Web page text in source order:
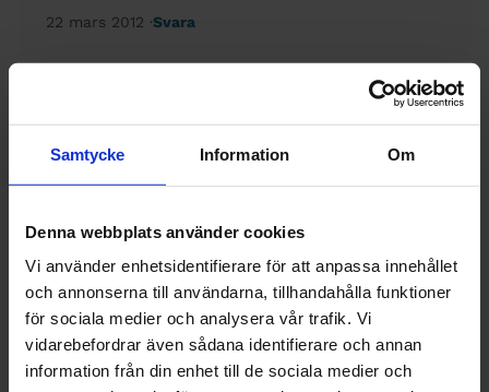
Samtycke Information Om
Denna webbplats använder cookies
Vi använder enhetsidentifierare för att anpassa innehållet
och annonserna till användarna, tillhandahålla funktioner
för sociala medier och analysera vår trafik. Vi
vidarebefordrar även sådana identifierare och annan
information från din enhet till de sociala medier och
22 mars 2012 Svara
Det varkligen riktigt små skillnader,
försvinnande små. Jag hade trott att det
22 mars 2012 Svara
Christina